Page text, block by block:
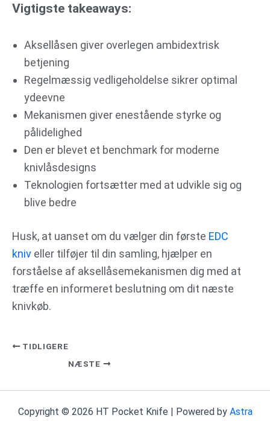
Vigtigste takeaways:
Aksellåsen giver overlegen ambidextrisk
betjening
Regelmæssig vedligeholdelse sikrer optimal
ydeevne
Mekanismen giver enestående styrke og
pålidelighed
Den er blevet et benchmark for moderne
knivlåsdesigns
Teknologien fortsætter med at udvikle sig og
blive bedre
Husk, at uanset om du vælger din første EDC
kniv eller tilføjer til din samling, hjælper en
forståelse af aksellåsemekanismen dig med at
træffe en informeret beslutning om dit næste
knivkøb.
TIDLIGERE
NÆSTE
Copyright © 2026 HT Pocket Knife | Powered by Astra